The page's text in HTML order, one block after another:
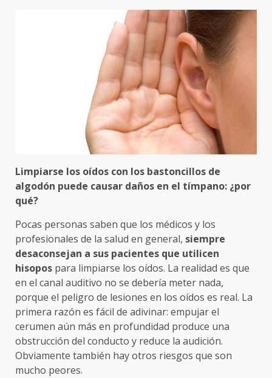
Limpiarse los oídos con los bastoncillos de
algodón puede causar daños en el tímpano: ¿por
qué?
Pocas personas saben que los médicos y los
profesionales de la salud en general, siempre
desaconsejan a sus pacientes que utilicen
hisopos para limpiarse los oídos. La realidad es que
en el canal auditivo no se debería meter nada,
porque el peligro de lesiones en los oídos es real. La
primera razón es fácil de adivinar: empujar el
cerumen aún más en profundidad produce una
obstrucción del conducto y reduce la audición.
Obviamente también hay otros riesgos que son
mucho peores.